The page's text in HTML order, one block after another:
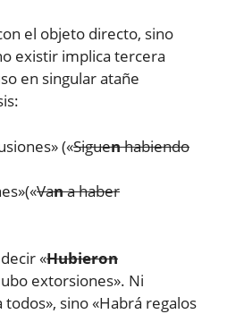
el objeto directo, sino
existir implica tercera
en singular atañe
(«Siguenhabiendo
Vana haber
«Hubieron
extorsiones». Ni
todos», sino «Habrá regalos